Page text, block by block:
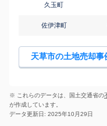
久玉町
佐伊津町
佐伊津町
諏訪町
深海町
天草市の土地売却事
※ これらのデータは、国土交通省の
が作成しています。
データ更新日: 2025年10月29日